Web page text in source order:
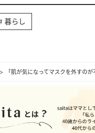
「肌が気になってマスクを外すの
暮らし